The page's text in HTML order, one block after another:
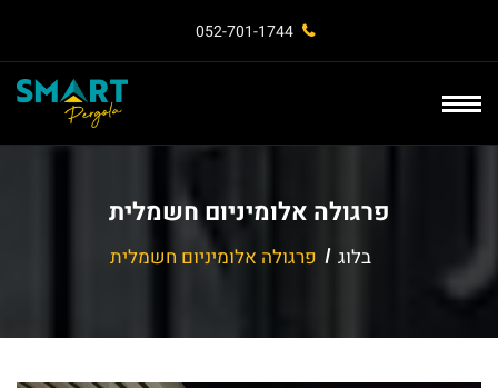
052-701-1744⁩
פרגולה אלומיניום חשמלית
בלוג פרגולה אלומיניום חשמלית